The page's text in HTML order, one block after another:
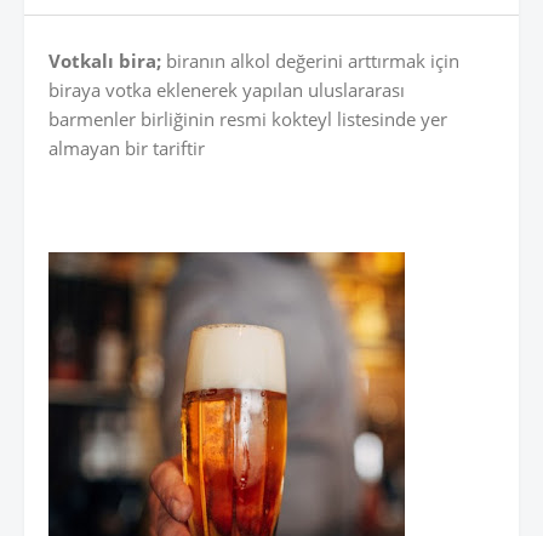
Votkalı bira; biranın alkol değerini arttırmak için
biraya votka eklenerek yapılan uluslararası
barmenler birliğinin resmi kokteyl listesinde yer
almayan bir tariftir